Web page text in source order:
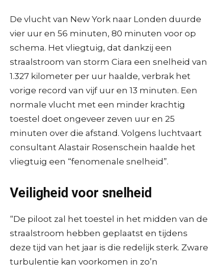
De vlucht van New York naar Londen duurde
vier uur en 56 minuten, 80 minuten voor op
schema. Het vliegtuig, dat dankzij een
straalstroom van storm Ciara een snelheid van
1.327 kilometer per uur haalde, verbrak het
vorige record van vijf uur en 13 minuten. Een
normale vlucht met een minder krachtig
toestel doet ongeveer zeven uur en 25
minuten over die afstand. Volgens luchtvaart
consultant Alastair Rosenschein haalde het
vliegtuig een “fenomenale snelheid”.
Veiligheid voor snelheid
“De piloot zal het toestel in het midden van de
straalstroom hebben geplaatst en tijdens
deze tijd van het jaar is die redelijk sterk. Zware
turbulentie kan voorkomen in zo’n